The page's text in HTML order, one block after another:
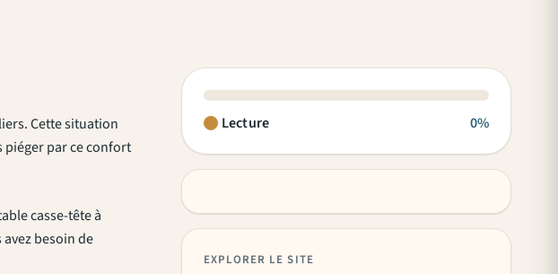
Cette situation
piéger par ce confort
casse-tête à
besoin de
Lecture 0%
EXPLORER LE SITE